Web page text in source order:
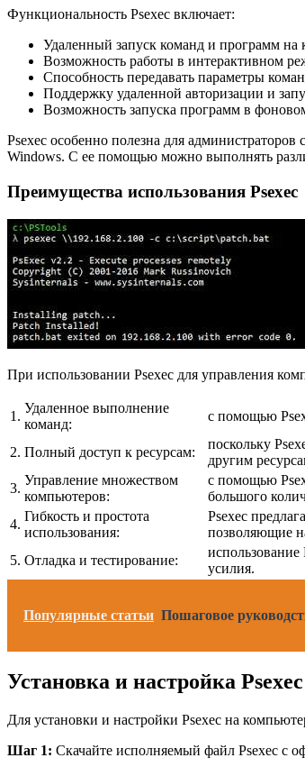
Функциональность Psexec включает:
Удаленный запуск команд и программ
Возможность работы в интерактивном
Способность передавать параметры
Поддержку удаленной авторизации и
Возможность запуска программ в
Psexec особенно полезна для
Windows. С ее помощью можно выполнять
Преимущества использования Psexec
При использовании Psexec для управления
1.
Удаленное выполнение
команд:
с помощью
2. Полный доступ к ресурсам:
поскольку
другим
3.
Управление множеством
компьютеров:
с помощью
большого
4.
Гибкость и простота
использования:
Psexec
позволяющие
5. Отладка и тестирование:
усилия.
Популярные статьи Пошаговое
Установка и настройка Psexec
Для установки и настройки Psexec на
Шаг 1: Скачайте исполняемый файл Psexec с